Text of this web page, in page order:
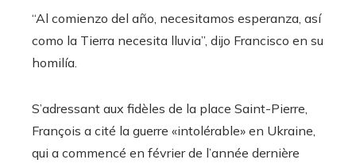
“Al comienzo del año, necesitamos esperanza, así
como la Tierra necesita lluvia”, dijo Francisco en su
homilía.
S’adressant aux fidèles de la place Saint-Pierre,
François a cité la guerre «intolérable» en Ukraine,
qui a commencé en février de l’année dernière